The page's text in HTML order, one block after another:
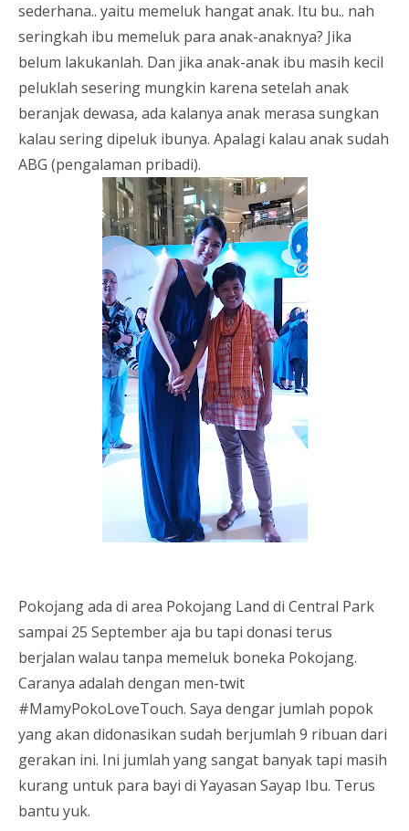
sederhana.. yaitu memeluk hangat anak. Itu bu.. nah
seringkah ibu memeluk para anak-anaknya? Jika
belum lakukanlah. Dan jika anak-anak ibu masih kecil
peluklah sesering mungkin karena setelah anak
beranjak dewasa, ada kalanya anak merasa sungkan
kalau sering dipeluk ibunya. Apalagi kalau anak sudah
ABG (pengalaman pribadi).
Pokojang ada di area Pokojang Land di Central Park
sampai 25 September aja bu tapi donasi terus
berjalan walau tanpa memeluk boneka Pokojang.
Caranya adalah dengan men-twit
#MamyPokoLoveTouch. Saya dengar jumlah popok
yang akan didonasikan sudah berjumlah 9 ribuan dari
gerakan ini. Ini jumlah yang sangat banyak tapi masih
kurang untuk para bayi di Yayasan Sayap Ibu. Terus
bantu yuk.